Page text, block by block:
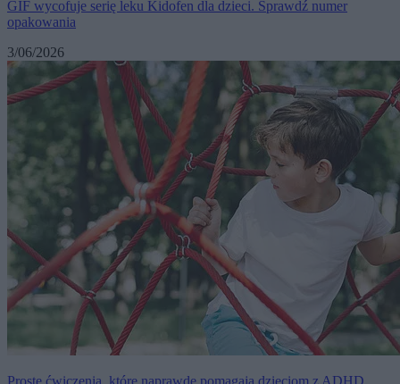
GIF wycofuje serię leku Kidofen dla dzieci. Sprawdź numer
opakowania
3/06/2026
Proste ćwiczenia, które naprawdę pomagają dzieciom z ADHD.